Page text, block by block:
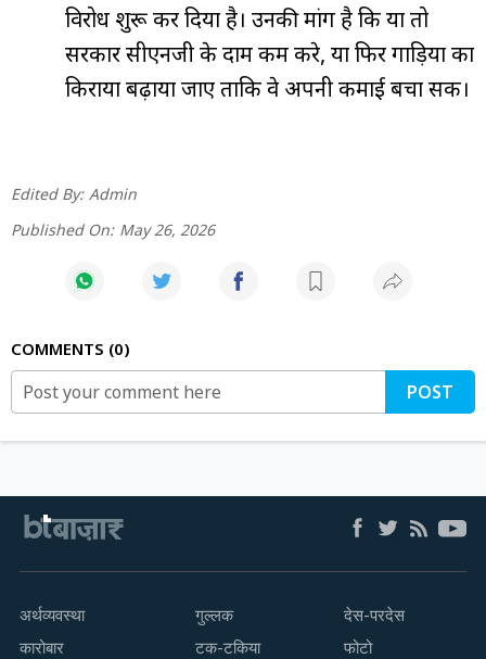
विरोध शुरू कर दिया है। उनकी मांग है कि या तो
सरकार सीएनजी के दाम कम करे, या फिर गाड़ियों का
किराया बढ़ाया जाए ताकि वे अपनी कमाई बचा सकें।
Edited By: Admin
Published On: May 26, 2026
COMMENTS 0
POST
अर्थव्यवस्था
कारोबार
गुल्लक
टक-टकिया
देस-परदेस
फोटो